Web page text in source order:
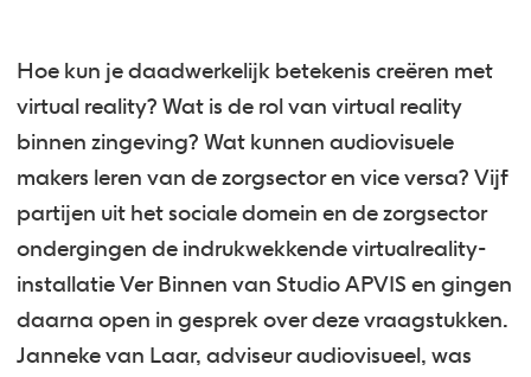
Hoe kun je daadwerkelijk betekenis creëren met
virtual reality? Wat is de rol van virtual reality
binnen zingeving? Wat kunnen audiovisuele
makers leren van de zorgsector en vice versa? Vijf
partijen uit het sociale domein en de zorgsector
ondergingen de indrukwekkende virtualreality-
installatie Ver Binnen van Studio APVIS en gingen
daarna open in gesprek over deze vraagstukken.
Janneke van Laar, adviseur audiovisueel, was